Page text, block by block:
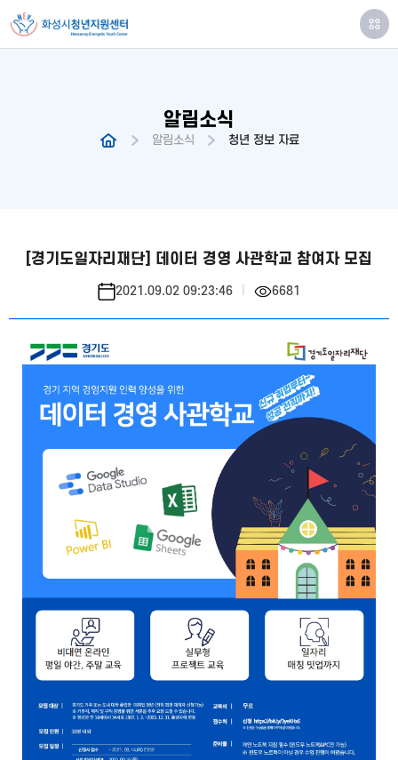
알림소식
알림소식 청년 정보 자료
[경기도일자리재단] 데이터 경영 사관학교 참여자 모집
2021.09.02 09:23:46 6681